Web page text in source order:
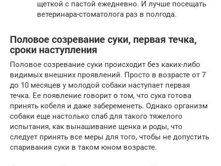
щеткой с пастой ежедневно. И лучше посещать
ветеринара-стоматолога раз в полгода.
Половое созревание суки, первая течка,
сроки наступления
Половое созревание суки происходит без каких-либо
видимых внешних проявлений. Просто в возрасте от 7
до 10 месяцев у молодой собаки наступает первая
течка. Ее появление говорит о том, что сука готова
принять кобеля и даже забеременеть. Однако организм
собаки еще настолько слаб для такого тяжелого
испытания, как вынашивание щенка и роды, что
следует принять все меры для того, чтобы не допустить
спаривания суки в таком юном возрасте.